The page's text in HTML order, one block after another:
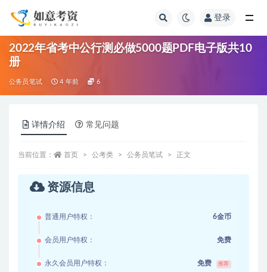
登录
2022年省考中公行测必做5000题PDF电子版共10
册
公务员笔试 4 年前 6
详情介绍 常见问题
当前位置： 首页 公考类 公务员笔试 正文
资源信息
普通用户特权： 6金币
会员用户特权： 免费
永久会员用户特权： 免费 推荐